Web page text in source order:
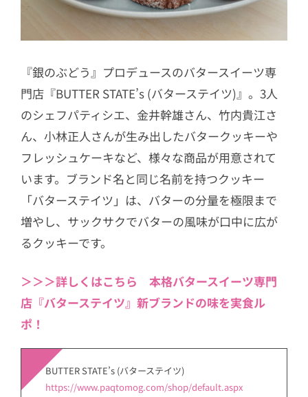
『銀のぶどう』プロデュースのバタースイーツ専
門店『BUTTER STATE’s (バターステイツ)』。3人
のシェフパティシエ、金井幹雄さん、竹内貴江さ
ん、小林正人さんが生み出したバタークッキーや
フレッシュケーキなど、様々な商品が用意されて
います。ブランド名と同じ名前を持つクッキー
「バターステイツ」は、バターの分量を極限まで
増やし、サックサクでバターの風味が口中に広が
るクッキーです。
＞＞＞詳しくはこちら 本格バタースイーツ専門
店『バターステイツ』新ブランドの味を実食ル
ポ！
BUTTER STATE’s (バターステイツ)
https://www.paqtomog.com/shop/default.aspx